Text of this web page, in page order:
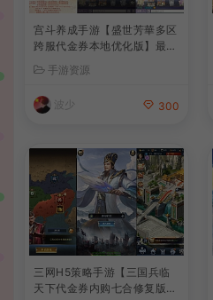
宫斗养成手游【盛世芳華多区
跨服代金券本地优化版】最新
整理单机一键即玩端+Linux
手工服务端+CDK授权后台
+安卓+详细搭建教程
手游资源
波少 300
三网H5策略手游【三国兵临
天下代金券内购七合修复版】